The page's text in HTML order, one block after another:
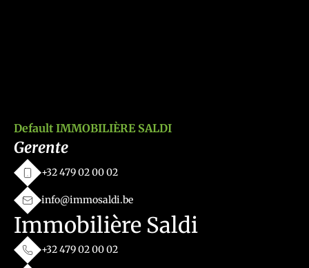
Default IMMOBILIÈRE SALDI
Gerente
+32 479 02 00 02
info@immosaldi.be
Immobilière Saldi
+32 479 02 00 02